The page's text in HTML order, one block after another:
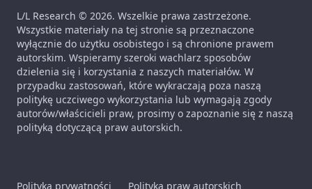
L/L Research © 2026. Wszelkie prawa zastrzeżone.
Wszystkie materiały na tej stronie są przeznaczone
wyłącznie do użytku osobistego i są chronione prawem
autorskim. Wspieramy szeroki wachlarz sposobów
dzielenia się i korzystania z naszych materiałów. W
przypadku zastosowań, które wykraczają poza naszą
politykę uczciwego wykorzystania lub wymagają zgody
autorów/właścicieli praw, prosimy o zapoznanie się z naszą
polityką dotyczącą praw autorskich.
Polityka prywatności Polityka praw autorskich